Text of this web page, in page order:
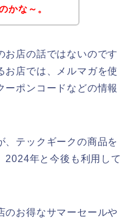
かな～。
お店の話ではないのです
お店では、メルマガを使
ーポンコードなどの情報
、テックギークの商品を
年と今後も利用して
のお得なサマーセールや